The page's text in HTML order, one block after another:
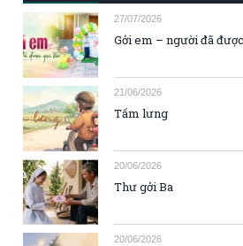
27/07/2026
Gởi em – người đã
21/06/2026
Tấm lưng
20/06/2026
Thư gởi Ba
20/06/2026